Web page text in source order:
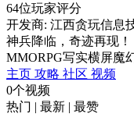
64位玩家评分
开发商: 江西贪玩信息
神兵降临，奇迹再现！
MMORPG写实横屏魔
主页 攻略 社区 视频
0个视频
热门 | 最新 | 最赞